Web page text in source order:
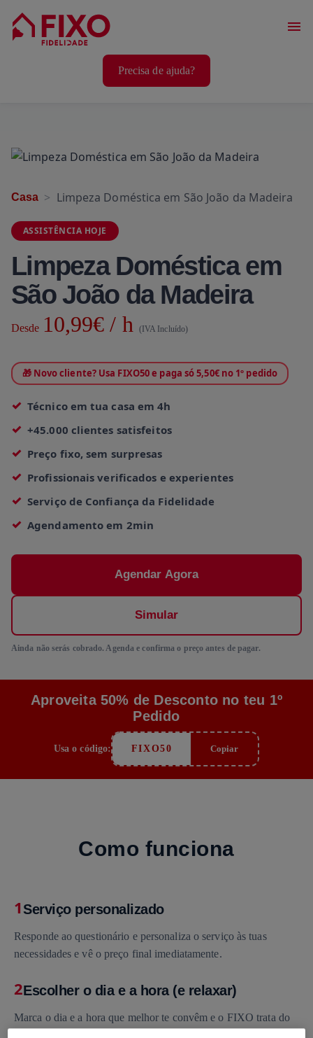
Serviços Casa
Precisa de ajuda?
Casa Limpeza Doméstica em São João da Madeira
ASSISTÊNCIA HOJE
Limpeza Doméstica em
São João da Madeira
Desde 10,99€ / h (IVA Incluído)
🎁 Novo cliente? Usa FIXO50 e paga só 5,50€ no 1º pedido
Técnico em tua casa em 4h
+45.000 clientes satisfeitos
Preço fixo, sem surpresas
Profissionais verificados e experientes
Serviço de Confiança da Fidelidade
Agendamento em 2min
Agendar Agora
Simular
Ainda não serás cobrado. Agenda e confirma o preço antes de pagar.
Aproveita 50% de Desconto no teu 1º
Pedido
Usa o código: FIXO50 Copiar
Como funciona
1Serviço personalizado
Responde ao questionário e personaliza o serviço às tuas
necessidades e vê o preço final imediatamente.
2Escolher o dia e a hora (e relaxar)
Marca o dia e a hora que melhor te convêm e o FIXO trata do